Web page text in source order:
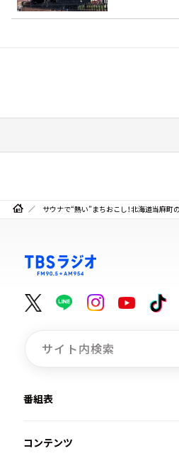
サウナで“熱い”まちおこし！北海道当麻町
番組表
コンテンツ